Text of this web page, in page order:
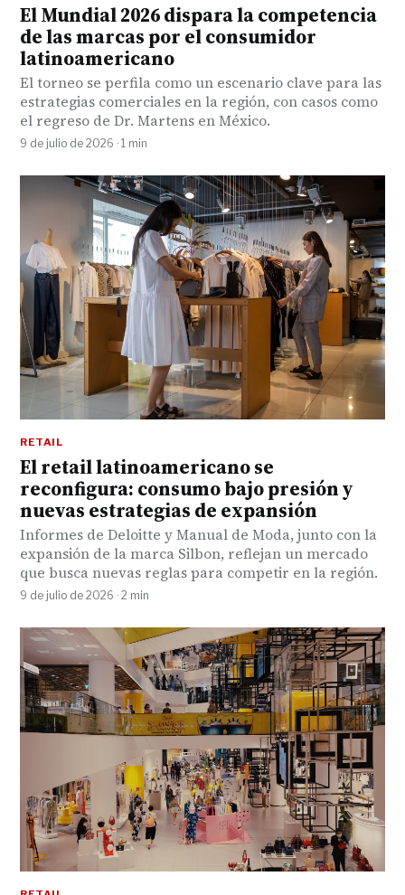
El Mundial 2026 dispara la competencia
de las marcas por el consumidor
latinoamericano
El torneo se perfila como un escenario clave para las
estrategias comerciales en la región, con casos como
el regreso de Dr. Martens en México.
9 de julio de 2026 · 1 min
RETAIL
El retail latinoamericano se
reconfigura: consumo bajo presión y
nuevas estrategias de expansión
Informes de Deloitte y Manual de Moda, junto con la
expansión de la marca Silbon, reflejan un mercado
que busca nuevas reglas para competir en la región.
9 de julio de 2026 · 2 min